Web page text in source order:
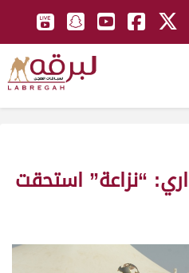
“نزاعة” استحقت